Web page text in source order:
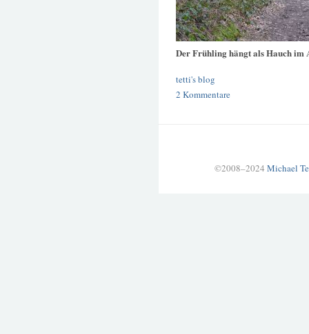
Der Frühling hängt als Hauch im
tetti's blog
2 Kommentare
©2008–2024 Michael